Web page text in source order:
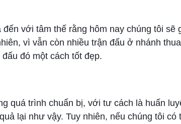
với tâm thế rằng hôm nay chúng tôi sẽ
vì vẫn còn nhiều trận đấu ở nhánh
đó một cách tốt đẹp.
quá trình chuẩn bị, với tư cách là huấn
lại như vậy. Tuy nhiên, nếu chúng tôi có